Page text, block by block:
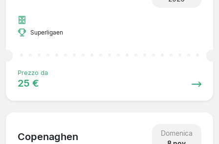
Superligaen
Prezzo da
25 €
Copenaghen
Domenica